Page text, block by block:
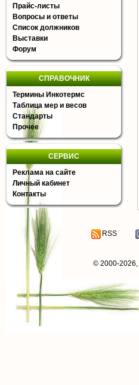
Прайс-листы
Вопросы и ответы
Список должников
Выставки
Форум
СПРАВОЧНИК
Термины Инкотермс
Таблица мер и весов
Стандарты
Прочее
СЕРВИС
Реклама на сайте
Личный кабинет
Контакты
RSS
© 2000-2026,